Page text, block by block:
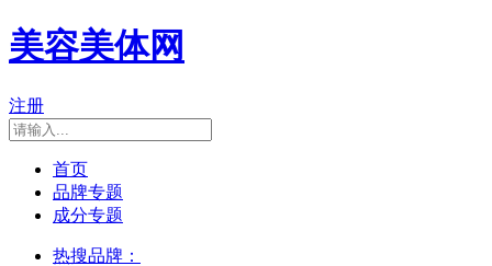
美容美体网
注册
首页
品牌专题
成分专题
热搜品牌：